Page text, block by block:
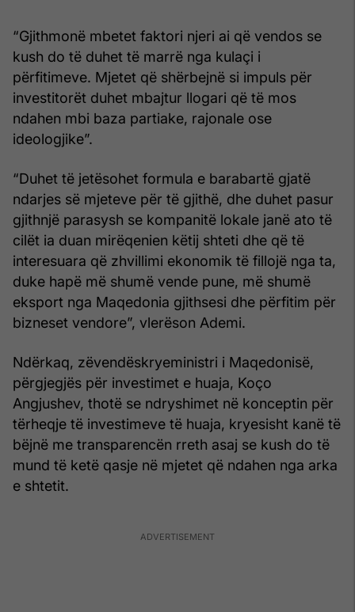
“Gjithmonë mbetet faktori njeri ai që vendos se
kush do të duhet të marrë nga kulaçi i
përfitimeve. Mjetet që shërbejnë si impuls për
investitorët duhet mbajtur llogari që të mos
ndahen mbi baza partiake, rajonale ose
ideologjike”.
“Duhet të jetësohet formula e barabartë gjatë
ndarjes së mjeteve për të gjithë, dhe duhet pasur
gjithnjë parasysh se kompanitë lokale janë ato të
cilët ia duan mirëqenien këtij shteti dhe që të
interesuara që zhvillimi ekonomik të fillojë nga ta,
duke hapë më shumë vende pune, më shumë
eksport nga Maqedonia gjithsesi dhe përfitim për
bizneset vendore”, vlerëson Ademi.
Ndërkaq, zëvendëskryeministri i Maqedonisë,
përgjegjës për investimet e huaja, Koço
Angjushev, thotë se ndryshimet në konceptin për
tërheqje të investimeve të huaja, kryesisht kanë të
bëjnë me transparencën rreth asaj se kush do të
mund të ketë qasje në mjetet që ndahen nga arka
e shtetit.